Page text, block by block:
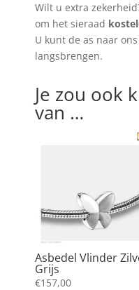
Wilt u extra
om het sieraad
U kunt de as naar
langsbrengen.
Je zou ook
van …
Asbedel Vlinder
Grijs
€157,00